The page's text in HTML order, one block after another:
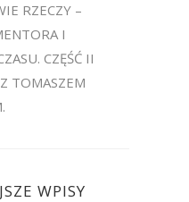
RZECZY –
I
CZĘŚĆ II
TOMASZEM
WPISY